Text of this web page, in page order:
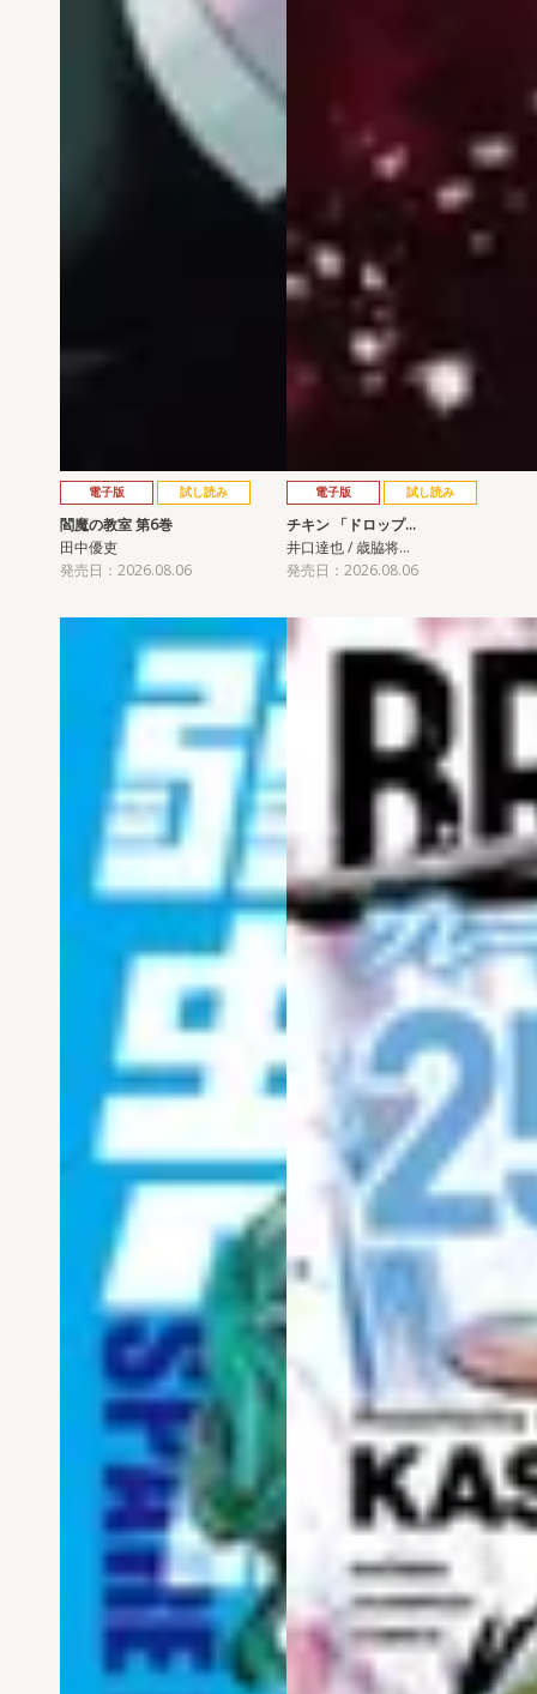
電子版 試し読み
閻魔の教室 第6巻
田中優吏
発売日：2026.08.06
電子版 試し読み
チキン 「ドロップ…
井口達也 / 歳脇将…
発売日：2026.08.06